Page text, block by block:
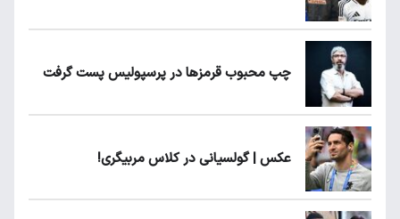
چپ محبوب قرمزها در پرسپولیس پست گرفت
عکس | گولسیانی در کلاس مربیگری!